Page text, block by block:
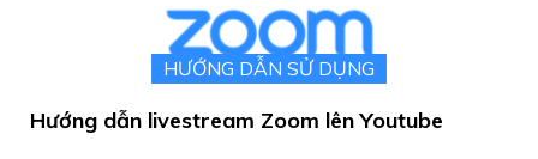
HƯỚNG DẪN SỬ DỤNG
Hướng dẫn livestream Zoom lên Youtube